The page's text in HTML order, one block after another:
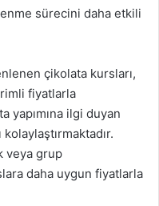
sürecini daha etkili
çikolata kursları,
fiyatlarla
yapımına ilgi duyan
veya grup
daha uygun fiyatlarla